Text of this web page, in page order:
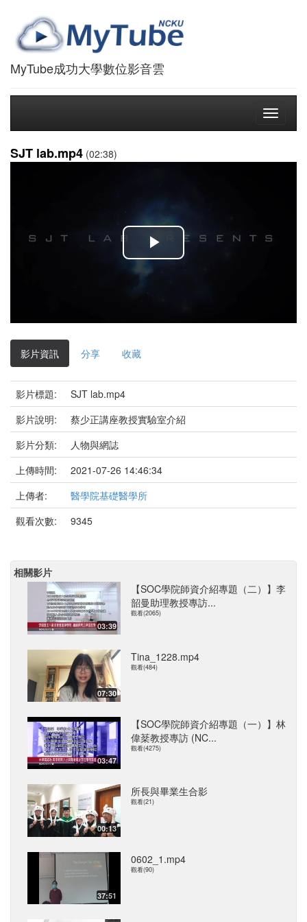
MyTube成功大學數位影音雲
Toggle
SJT lab.mp4 (02:38)
播
影
影片資訊 分享 收藏
影片標題:
SJT lab.mp4
影片說明:
蔡少正講座教授實驗室介紹
影片分類:
人物與網誌
上傳時間:
2021-07-26 14:46:34
上傳者:
醫學院基礎醫學所
觀看次數:
9345
相關影片
03:39
【SOC學院師資介紹專題（二）】李
韶曼助理教授專訪...
觀看(2065)
07:30
Tina_1228.mp4
觀看(484)
03:47
【SOC學院師資介紹專題（一）】林
偉棻教授專訪 (NC...
觀看(4275)
00:13
所長與畢業生合影
觀看(21)
37:51
0602_1.mp4
觀看(90)